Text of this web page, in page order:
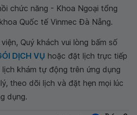
chức năng - Khoa Ngoại tổng
Quốc tế Vinmec Đà Nẵng.
Quý khách vui lòng bấm số
DỊCH VỤ hoặc đặt lịch trực tiếp
khám tự động trên ứng dụng
theo dõi lịch và đặt hẹn mọi lúc
dụng.